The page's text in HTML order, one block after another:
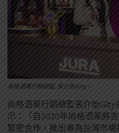
尚格酒業行銷總監 張介怡Gity。
尚格酒業行銷總監張介怡
示：「自2020年尚格酒業將
緊密合作，推出專為台灣市